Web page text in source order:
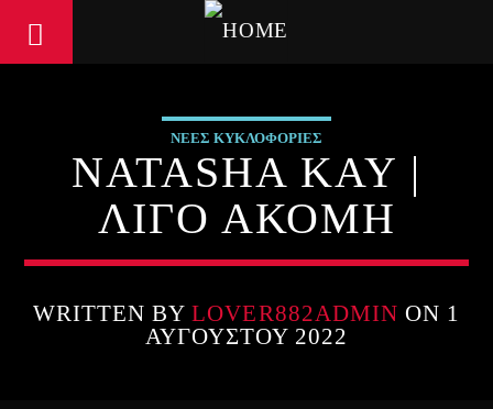
ΝΕΕΣ ΚΥΚΛΟΦΟΡΙΕΣ
NATASHA KAY |
ΛΙΓΟ ΑΚΟΜΗ
WRITTEN BYLOVER882ADMIN ON 1
ΑΥΓΟΎΣΤΟΥ 2022